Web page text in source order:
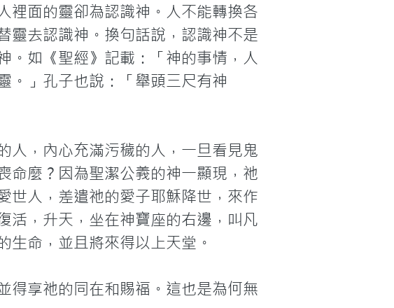
裡面的靈卻為認識神。人不能轉換各
靈去認識神。換句話說，認識神不是
。如《聖經》記載：「神的事情，人
。」孔子也說：「舉頭三尺有神
人，內心充滿污穢的人，一旦看見鬼
命麼？因為聖潔公義的神一顯現，祂
世人，差遣祂的愛子耶穌降世，來作
活，升天，坐在神寶座的右邊，叫凡
生命，並且將來得以上天堂。
得享祂的同在和賜福。這也是為何無